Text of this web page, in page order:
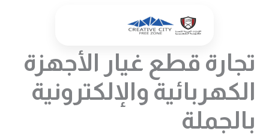
تجارة قطع غيار الأجهزة
الكهربائية والإلكترونية
بالجملة